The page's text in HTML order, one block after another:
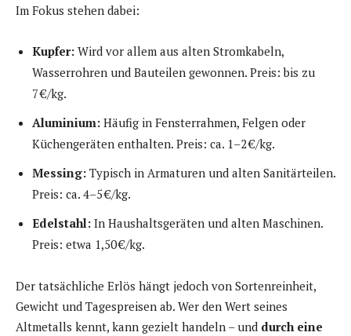
Im Fokus stehen dabei:
Kupfer: Wird vor allem aus alten Stromkabeln,
Wasserrohren und Bauteilen gewonnen. Preis: bis zu
7 €/kg.
Aluminium: Häufig in Fensterrahmen, Felgen oder
Küchengeräten enthalten. Preis: ca. 1–2 €/kg.
Messing: Typisch in Armaturen und alten Sanitärteilen.
Preis: ca. 4–5 €/kg.
Edelstahl: In Haushaltsgeräten und alten Maschinen.
Preis: etwa 1,50 €/kg.
Der tatsächliche Erlös hängt jedoch von Sortenreinheit,
Gewicht und Tagespreisen ab. Wer den Wert seines
Altmetalls kennt, kann gezielt handeln – und durch eine